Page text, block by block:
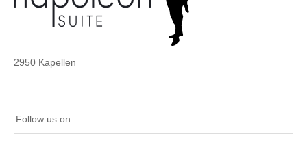
2950 Kapellen
Follow us on